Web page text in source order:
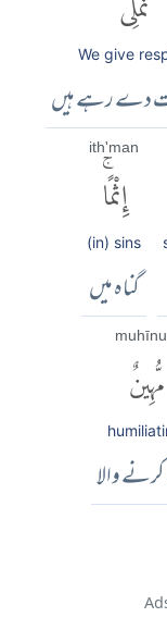
We give
دے رہے ہیں
ith'man
إِثْمًاۚ
(in) sins
گناہ میں
مُّهِينٌ
والا